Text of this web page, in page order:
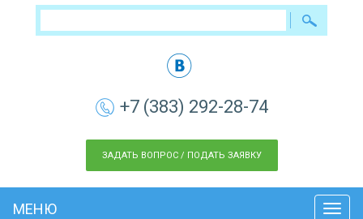
+7 (383) 292-28-74
ЗАДАТЬ ВОПРОС / ПОДАТЬ ЗАЯВКУ
МЕНЮ